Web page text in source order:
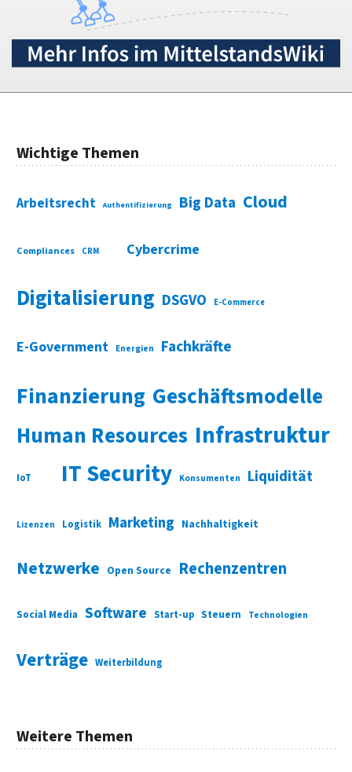
Wichtige Themen
Arbeitsrecht Authentifizierung Big Data Cloud
Compliances CRM Cybercrime
Digitalisierung DSGVO E-Commerce
E-Government Energien Fachkräfte
Finanzierung Geschäftsmodelle
Human Resources Infrastruktur
IoT IT Security Konsumenten Liquidität
Lizenzen Logistik Marketing Nachhaltigkeit
Netzwerke Open Source Rechenzentren
Social Media Software Start-up Steuern Technologien
Verträge Weiterbildung
Weitere Themen